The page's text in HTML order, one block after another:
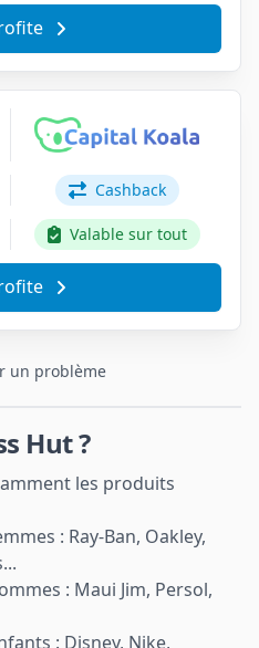
Cashback
Valable sur tout
un problème
Hut ?
les produits
: Ray-Ban, Oakley,
: Maui Jim, Persol,
: Disney, Nike,